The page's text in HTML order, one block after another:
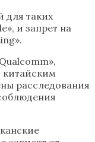
для таких
и запрет на
китайским
расследования